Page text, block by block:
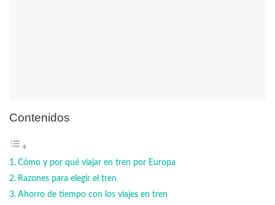
Contenidos
Cómo y por qué viajar en tren por Europa
Razones para elegir el tren
Ahorro de tiempo con los viajes en tren